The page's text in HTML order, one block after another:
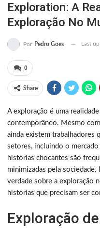
Exploration: A
Exploração No
Por Pedro Goes Last
0
Share
A exploração é uma
contemporâneo. Mesmo
ainda existem trabalhadores
setores, incluindo o
histórias chocantes são
minimizadas pela
verdade sobre a exploração
histórias que precisam ser
Exploração